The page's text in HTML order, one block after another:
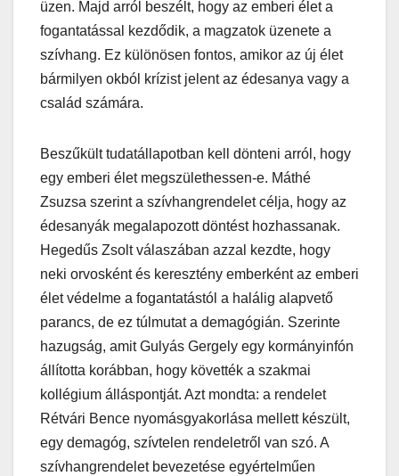
üzen. Majd arról beszélt, hogy az emberi élet a
fogantatással kezdődik, a magzatok üzenete a
szívhang. Ez különösen fontos, amikor az új élet
bármilyen okból krízist jelent az édesanya vagy a
család számára.
Beszűkült tudatállapotban kell dönteni arról, hogy
egy emberi élet megszülethessen-e. Máthé
Zsuzsa szerint a szívhangrendelet célja, hogy az
édesanyák megalapozott döntést hozhassanak.
Hegedűs Zsolt válaszában azzal kezdte, hogy
neki orvosként és keresztény emberként az emberi
élet védelme a fogantatástól a halálig alapvető
parancs, de ez túlmutat a demagógián. Szerinte
hazugság, amit Gulyás Gergely egy kormányinfón
állította korábban, hogy követték a szakmai
kollégium álláspontját. Azt mondta: a rendelet
Rétvári Bence nyomásgyakorlása mellett készült,
egy demagóg, szívtelen rendeletről van szó. A
szívhangrendelet bevezetése egyértelműen